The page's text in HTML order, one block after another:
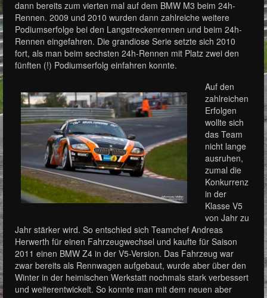
dann bereits zum vierten mal auf dem BMW M3 beim 24h-
Rennen. 2009 und 2010 wurden dann zahlreiche weitere
Podiumserfolge bei den Langstreckenrennen und beim 24h-
Rennen eingefahren. Die grandiose Serie setzte sich 2010
fort, als man beim sechsten 24h-Rennen mit Platz zwei den
fünften (!) Podiumserfolg einfahren konnte.
Auf den
zahlreichen
Erfolgen
wollte sich
das Team
nicht lange
ausruhen,
zumal die
Konkurrenz
in der
Klasse V5
von Jahr zu
Jahr stärker wird. So entschied sich Teamchef Andreas
Herwerth für einen Fahrzeugwechsel und kaufte für Saison
2011 einen BMW Z4 in der V5-Version. Das Fahrzeug war
zwar bereits als Rennwagen aufgebaut, wurde aber über den
Winter in der heimischen Werkstatt nochmals stark verbessert
und weiterentwickelt. So konnte man mit dem neuen aber